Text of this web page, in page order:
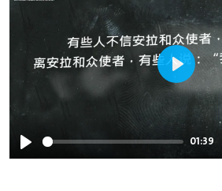
Play
01:39
Play